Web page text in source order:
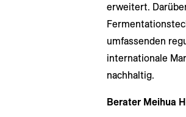
erweitert.
umfassenden
internationale
nachhaltig.
Berater Meihua